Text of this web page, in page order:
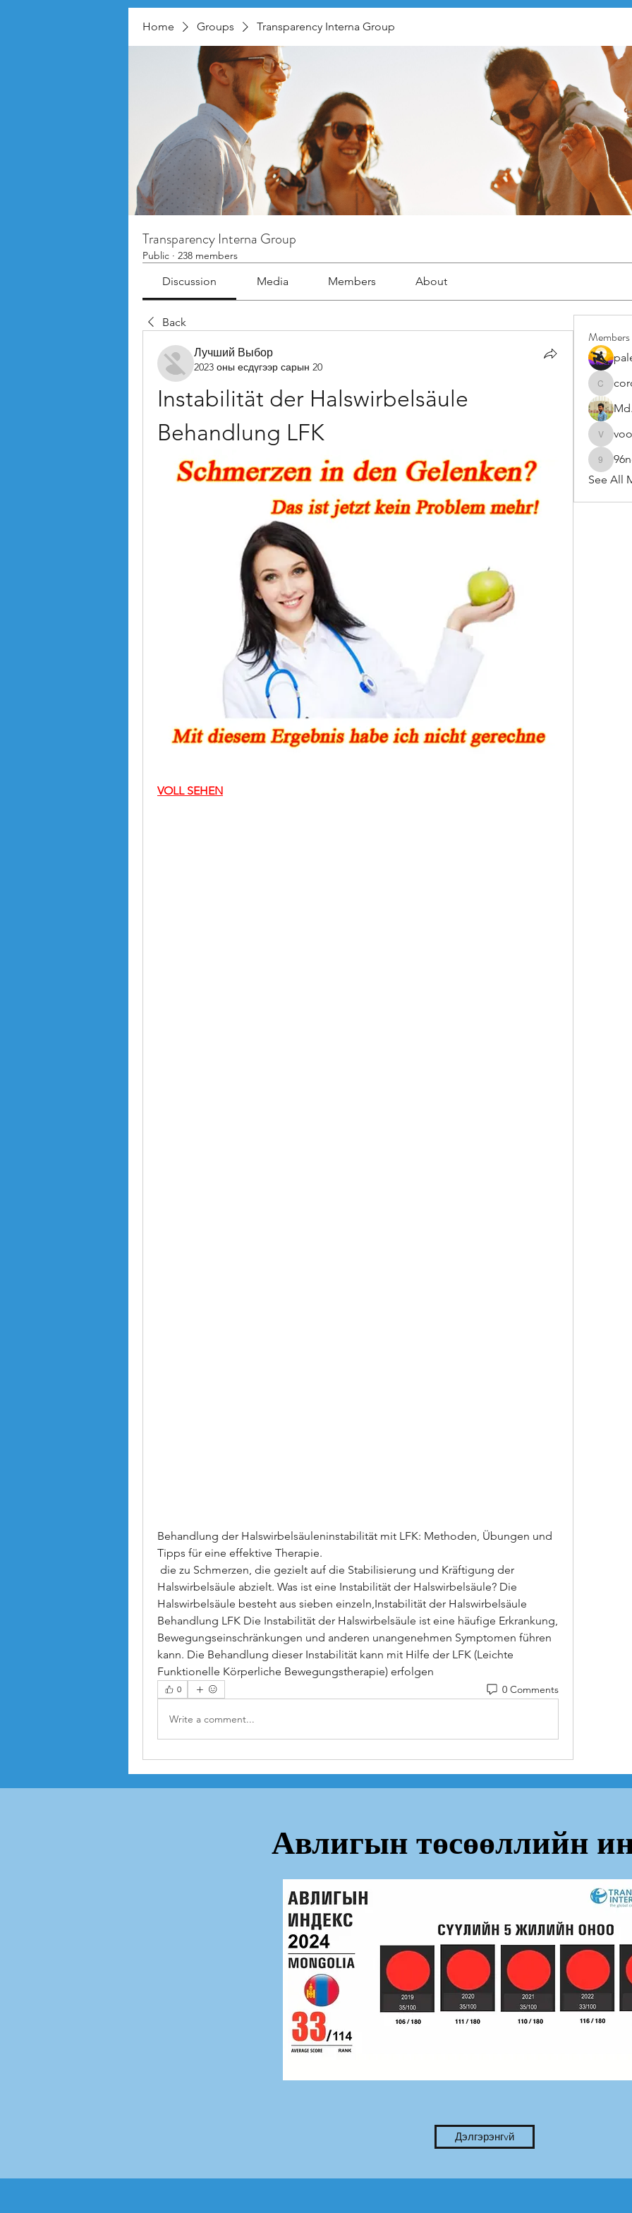
Home Groups Transparency Interna Group
Transparency Interna Group
Public · 238 members
Discussion Media Members About
Back
Лучший Выбор
2023 оны есдүгээр сарын 20
Instabilität der Halswirbelsäule
Behandlung LFK
VOLL SEHEN
Behandlung der Halswirbelsäuleninstabilität mit LFK: Methoden, Übungen und
Tipps für eine effektive Therapie.
Halswirbelsäule abzielt. Was ist eine Instabilität der Halswirbelsäule? Die
Halswirbelsäule besteht aus sieben einzeln,Instabilität der Halswirbelsäule
Behandlung LFK Die Instabilität der Halswirbelsäule ist eine häufige Erkrankung,
Bewegungseinschränkungen und anderen unangenehmen Symptomen führen
kann. Die Behandlung dieser Instabilität kann mit Hilfe der LFK (Leichte
Funktionelle Körperliche Bewegungstherapie) erfolgen
0 0 Comments
Write a comment...
Members
See All
Авлигын төсөөллийн
Дэлгэрэнгvй